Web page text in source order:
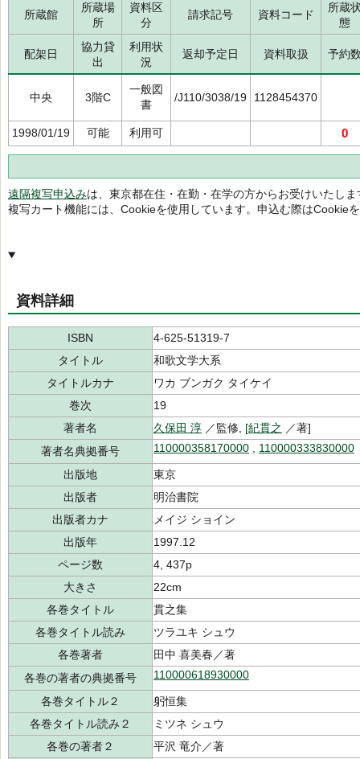
所蔵館
所蔵場
所
資料区
分
請求記号 資料コード
所蔵
態
配架日
協力貸
出
利用状
況
返却予定日 資料取扱 予約
中央 3階C
一般図
書
/J110/3038/19 1128454370
1998/01/19 可能 利用可 0
遠隔複写申込みは、東京都在住・在勤・在学の方からお受けいたしま
複写カート機能には、Cookieを使用しています。申込む際はCookie
資料詳細
ISBN
4-625-51319-7
タイトル
和歌文学大系
タイトルカナ
ワカ ブンガク タイケイ
巻次
19
著者名
久保田 淳 ／監修, [紀貫之 ／著]
著者名典拠番号
110000358170000 110000333830000
出版地
東京
出版者
明治書院
出版者カナ
メイジ ショイン
出版年
1997.12
ページ数
4, 437p
大きさ
22cm
各巻タイトル
貫之集
各巻タイトル読み
ツラユキ シュウ
各巻著者
田中 喜美春／著
各巻の著者の典拠番号
110000618930000
各巻タイトル２
躬恒集
各巻タイトル読み２
ミツネ シュウ
各巻の著者２
平沢 竜介／著